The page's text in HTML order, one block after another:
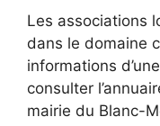
Les associations
dans le domaine
informations
consulter
mairie du Blanc-